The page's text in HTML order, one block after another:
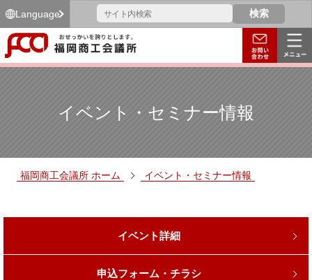
Language
イベント・セミナー情報
福岡商工会議所 ホーム イベント・セミナー情報
イベント詳細
申込フォーム・チラシ